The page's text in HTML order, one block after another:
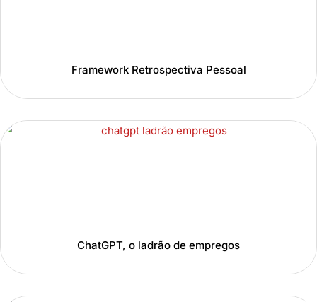
Framework Retrospectiva Pessoal
ChatGPT, o ladrão de empregos